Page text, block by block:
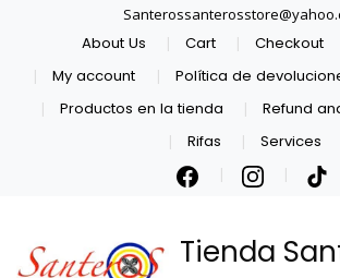
About Us Cart Checkout
My account
Política de
Productos en la tienda
Refund
Rifas
Services
Tienda